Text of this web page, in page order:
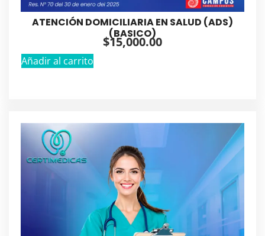
ATENCIÓN DOMICILIARIA EN SALUD (ADS)
(BASICO)
$15,000.00
Añadir al carrito